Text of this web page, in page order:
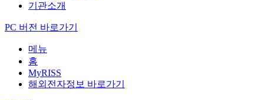
기관소개
PC 버전 바로가기
메뉴
홈
MyRISS
해외전자정보 바로가기